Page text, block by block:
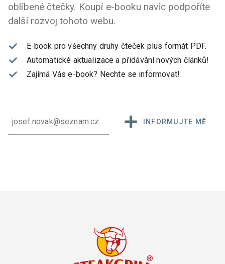
oblíbené čtečky. Koupí e-booku navíc podpoříte
další rozvoj tohoto webu.
E-book pro všechny druhy čteček plus formát PDF.
Automatické aktualizace a přidávání nových článků!
Zajímá Vás e-book? Nechte se informovat!
INFORMUJTE MĚ